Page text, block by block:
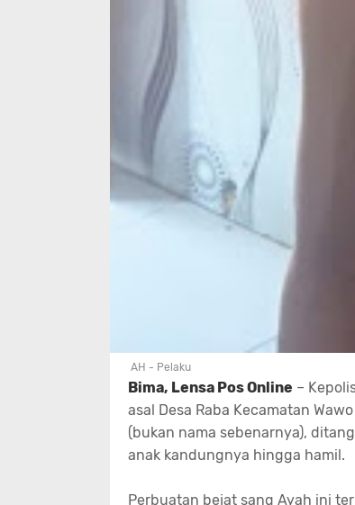
AH - Pelaku
Bima, Lensa Pos Online –
asal Desa Raba Kecamatan
(bukan nama sebenarnya),
anak kandungnya hingga hamil.
Perbuatan bejat sang Ayah ini